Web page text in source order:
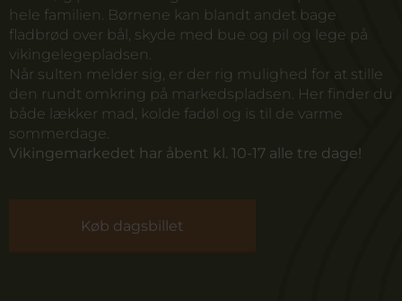
hele familien. Børnene kan blandt andet bage
fladbrød over bål, skyde med bue og pil og lege på
vikingelegepladsen.
Når sulten melder sig, er der rig mulighed for at stille
den rundt omkring på markedspladsen. Her finder du
både lækker mad, kolde fadøl og is til de varme
sommerdage.
Vikingemarkedet har åbent kl. 10-17 alle tre dage!
Køb dagsbillet